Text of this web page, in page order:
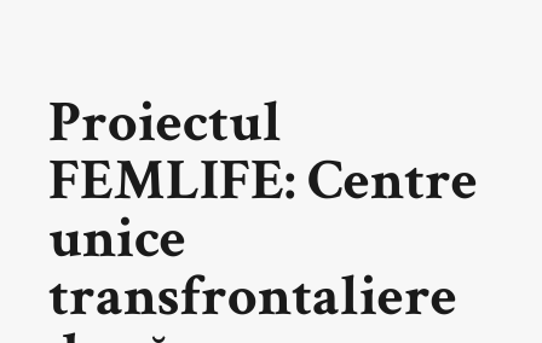
Proiectul
FEMLIFE: Centre
unice
transfrontaliere